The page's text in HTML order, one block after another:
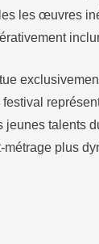
les œuvres
talents
métrage plus